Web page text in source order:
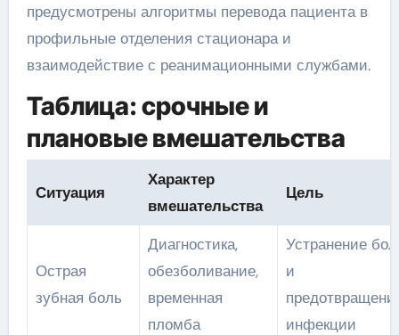
предусмотрены алгоритмы перевода пациента в
профильные отделения стационара и
взаимодействие с реанимационными службами.
Таблица: срочные и
плановые вмешательства
Ситуация
Характер
вмешательства
Цель
Острая
зубная боль
Диагностика,
обезболивание,
временная
пломба
Устранение
и
инфекции